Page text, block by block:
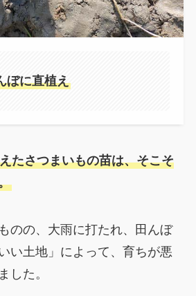
ぼに直植え
たさつまいもの苗は、そこそ
のの、大雨に打たれ、田んぼ
い土地」によって、育ちが悪
した。